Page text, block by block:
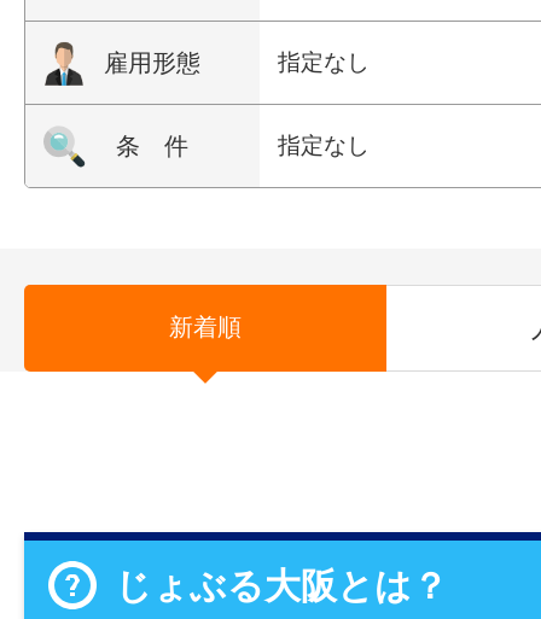
雇用形態 指定なし
条 件 指定なし
新着順
じょぶる大阪とは？